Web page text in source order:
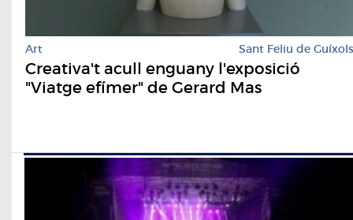
Art Sant Feliu de Guíxols
Creativa't acull enguany l'exposició
"Viatge efímer" de Gerard Mas